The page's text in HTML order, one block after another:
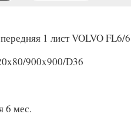
1 лист VOLVO
900x900/D36
6 мес.